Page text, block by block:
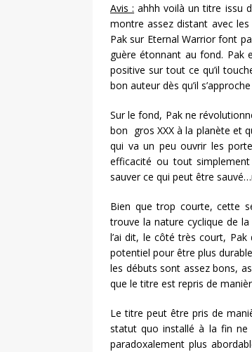
Avis : ahhh voilà un titre issu
montre assez distant avec
Pak sur Eternal Warrior font
guère étonnant au fond. Pak
positive sur tout ce qu’il
bon auteur dès qu’il
Sur le fond, Pak ne
bon gros XXX à la planète et
qui va un peu ouvrir les
efficacité ou tout
sauver ce qui peut être
Bien que trop courte, cette
trouve la nature cyclique de
l’ai dit, le côté très court,
potentiel pour être plus
les débuts sont assez bons,
que le titre est repris de
Le titre peut être pris de
statut quo installé à la fin ne
paradoxalement plus